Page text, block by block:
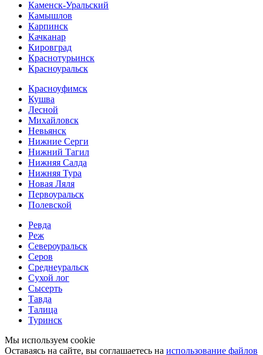
Каменск-Уральский
Камышлов
Карпинск
Качканар
Кировград
Краснотурьинск
Красноуральск
Красноуфимск
Кушва
Лесной
Михайловск
Невьянск
Нижние Серги
Нижний Тагил
Нижняя Салда
Нижняя Тура
Новая Ляля
Первоуральск
Полевской
Ревда
Реж
Североуральск
Серов
Среднеуральск
Сухой лог
Сысерть
Тавда
Талица
Туринск
Мы используем cookie
Оставаясь на сайте, вы соглашаетесь на использование файлов